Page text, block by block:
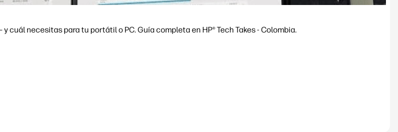
cuál necesitas para tu portátil o PC. Guía completa en HP® Tech Takes - Colombia.